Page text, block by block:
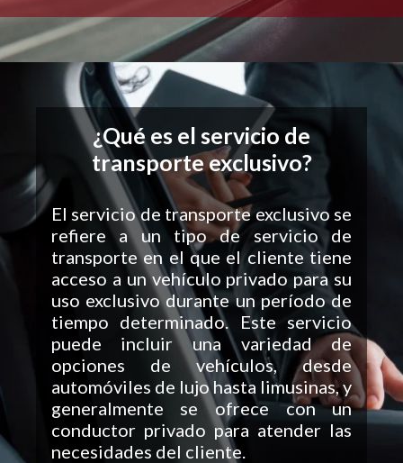
¿Qué es el servicio de
transporte exclusivo?
El servicio de transporte exclusivo se
refiere a un tipo de servicio de
transporte en el que el cliente tiene
acceso a un vehículo privado para su
uso exclusivo durante un período de
tiempo determinado. Este servicio
puede incluir una variedad de
opciones de vehículos, desde
automóviles de lujo hasta limusinas, y
generalmente se ofrece con un
conductor privado para atender las
necesidades del cliente.